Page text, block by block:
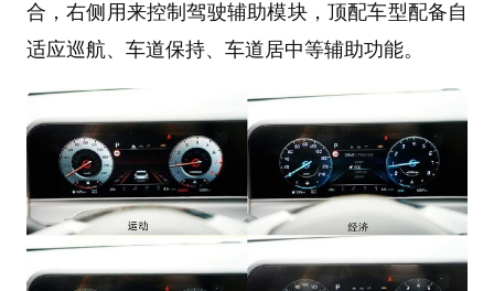
合，右侧用来控制驾驶辅助模块，顶配车型配备自
适应巡航、车道保持、车道居中等辅助功能。